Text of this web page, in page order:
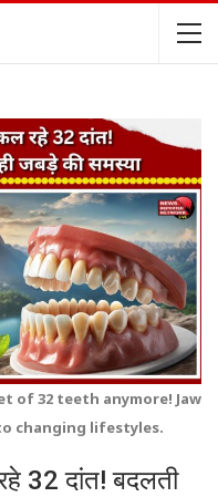
of 32 teeth anymore! Jaw
changing lifestyles.
32 दांत! बदलती